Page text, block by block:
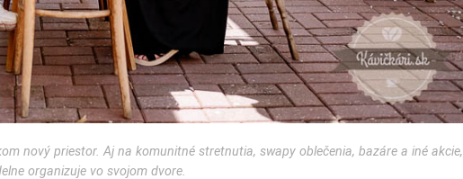
nový priestor. Aj na komunitné stretnutia, swapy oblečenia, bazáre a iné akcie,
organizuje vo svojom dvore.